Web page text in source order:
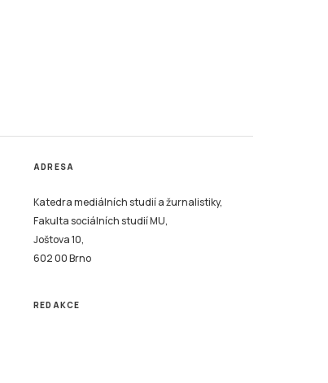
ADRESA
Katedra mediálních studií a žurnalistiky,
Fakulta sociálních studií MU,
Joštova 10,
602 00 Brno
REDAKCE